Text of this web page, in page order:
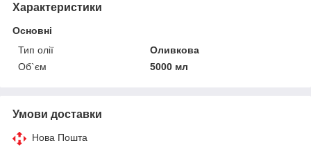
Характеристики
Основні
Тип олії
Оливкова
Об`єм
5000 мл
Умови доставки
Нова Пошта